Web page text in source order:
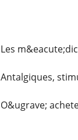
Les
Antalgiques,
O&ugrave;